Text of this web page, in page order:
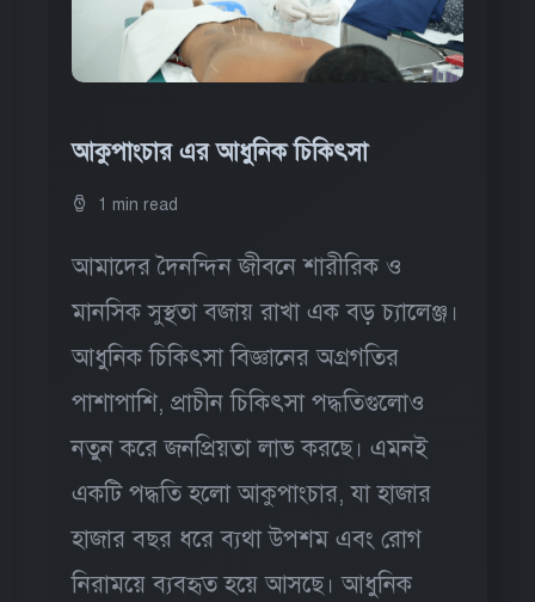
আকুপাংচার এর আধুনিক চিকিৎসা
1 min read
আমাদের দৈনন্দিন জীবনে শারীরিক ও
মানসিক সুস্থতা বজায় রাখা এক বড় চ্যালেঞ্জ।
আধুনিক চিকিৎসা বিজ্ঞানের অগ্রগতির
পাশাপাশি, প্রাচীন চিকিৎসা পদ্ধতিগুলোও
নতুন করে জনপ্রিয়তা লাভ করছে। এমনই
একটি পদ্ধতি হলো আকুপাংচার, যা হাজার
হাজার বছর ধরে ব্যথা উপশম এবং রোগ
নিরাময়ে ব্যবহৃত হয়ে আসছে। আধুনিক